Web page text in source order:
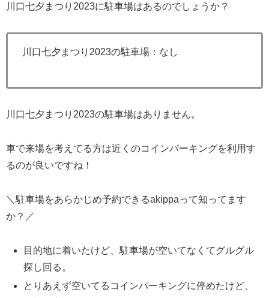
川口七夕まつり2023に駐車場はあるのでしょうか？
川口七夕まつり2023の駐車場：なし
川口七夕まつり2023の駐車場はありません。
車で来場を考えてる方は近くのコインパーキングを利用す
るのが良いですね！
＼駐車場をあらかじめ予約できるakippaって知ってます
か？／
目的地に着いたけど、駐車場が空いてなくてグルグル
探し回る。
とりあえず空いてるコインパーキングに停めたけど、